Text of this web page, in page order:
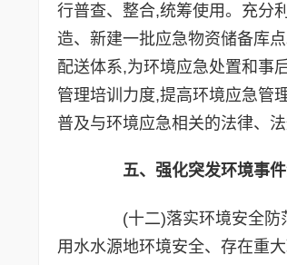
行普查、整合,统筹使用。充分
造、新建一批应急物资储备库
配送体系,为环境应急处置和事
管理培训力度,提高环境应急管
普及与环境应急相关的法律、
五、强化突发环境事件
(十二)落实环境安全防范
用水水源地环境安全、存在重